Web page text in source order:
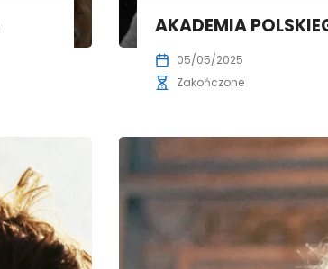
AKADEMIA
05/05/2025
Zakończone